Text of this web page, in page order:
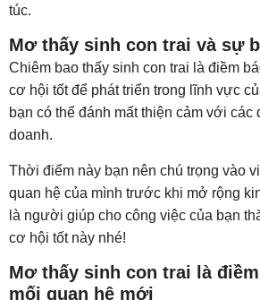
túc.
Mơ thấy sinh con trai và sự
Chiêm bao thấy sinh con trai là điềm
cơ hội tốt để phát triển trong lĩnh vực
bạn có thể đánh mất thiện cảm với các
doanh.
Thời điểm này bạn nên chú trọng vào
quan hệ của mình trước khi mở rộng
là người giúp cho công việc của bạn
cơ hội tốt này nhé!
Mơ thấy sinh con trai là
mối quan hệ mới